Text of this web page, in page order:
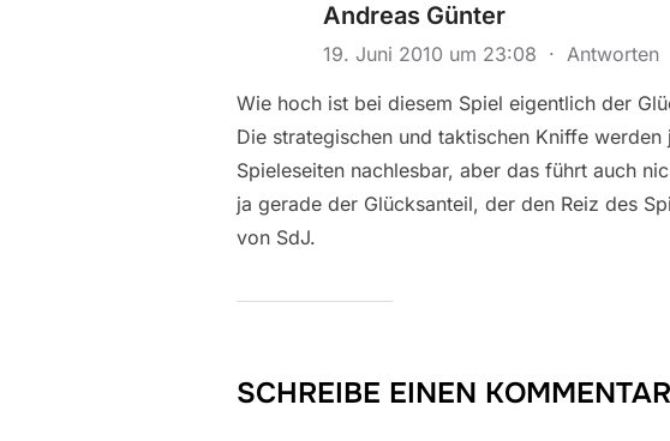
Andreas Günter
19. Juni 2010 um 23:08 · Antworten
Wie hoch ist bei diesem Spiel eigentlich der
Die strategischen und taktischen Kniffe
Spieleseiten nachlesbar, aber das führt auch
ja gerade der Glücksanteil, der den Reiz des
von SdJ.
SCHREIBE EINEN KOMMENTAR